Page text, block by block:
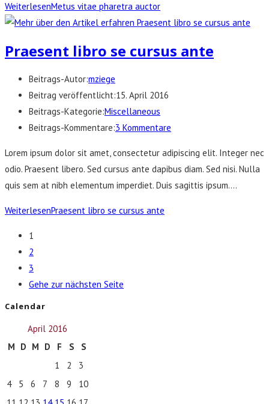
WeiterlesenMetus vitae pharetra auctor
Praesent libro se cursus ante
Beitrags-Autor:mziege
Beitrag veröffentlicht:15. April 2016
Beitrags-Kategorie:Miscellaneous
Beitrags-Kommentare:3 Kommentare
Lorem ipsum dolor sit amet, consectetur adipiscing elit. Integer nec
odio. Praesent libero. Sed cursus ante dapibus diam. Sed nisi. Nulla
quis sem at nibh elementum imperdiet. Duis sagittis ipsum.…
WeiterlesenPraesent libro se cursus ante
1
2
3
Gehe zur nächsten Seite
Calendar
April 2016
M D M D F S
S
1
2
3
4
5 6 7 8 9
10